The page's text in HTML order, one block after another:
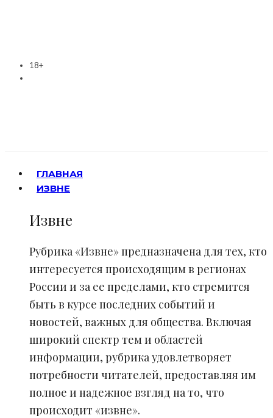
18+
ГЛАВНАЯ
ИЗВНЕ
Извне
Рубрика «Извне» предназначена для тех, кто
интересуется происходящим в регионах
России и за ее пределами, кто стремится
быть в курсе последних событий и
новостей, важных для общества. Включая
широкий спектр тем и областей
информации, рубрика удовлетворяет
потребности читателей, предоставляя им
полное и надежное взгляд на то, что
происходит «извне».